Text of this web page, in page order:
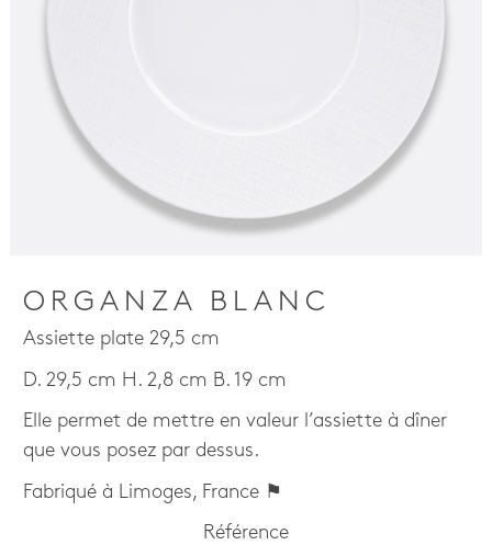
ORGANZA BLANC
Assiette plate 29,5 cm
D. 29,5 cm H. 2,8 cm B. 19 cm
Elle permet de mettre en valeur l’assiette à dîner
que vous posez par dessus.
Fabriqué à Limoges, France ⚑
Référence